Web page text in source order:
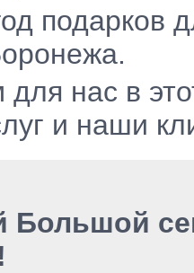
подарков
нас в
и наши
Большой